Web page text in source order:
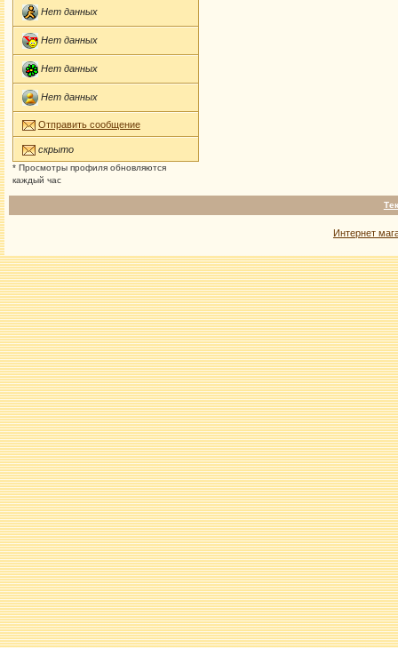
Нет данных
Нет данных
Нет данных
Нет данных
Отправить сообщение
скрыто
* Просмотры профиля обновляются
каждый час
Интернет